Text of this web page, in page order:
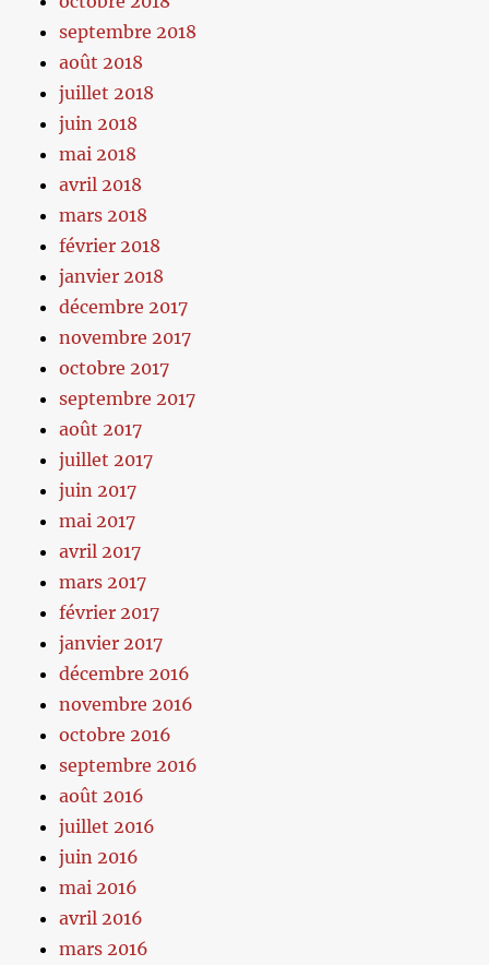
septembre 2018
août 2018
juillet 2018
juin 2018
mai 2018
avril 2018
mars 2018
février 2018
janvier 2018
décembre 2017
novembre 2017
octobre 2017
septembre 2017
août 2017
juillet 2017
juin 2017
mai 2017
avril 2017
mars 2017
février 2017
janvier 2017
décembre 2016
novembre 2016
octobre 2016
septembre 2016
août 2016
juillet 2016
juin 2016
mai 2016
avril 2016
mars 2016